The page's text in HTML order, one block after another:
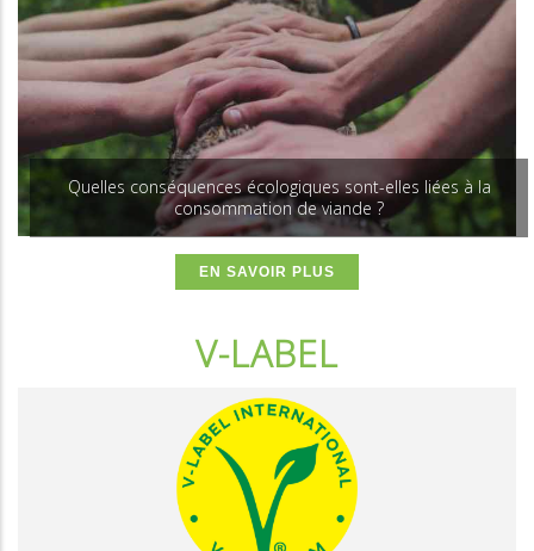
Quelles conséquences écologiques sont-elles liées à la
consommation de viande ?
EN SAVOIR PLUS
V-LABEL